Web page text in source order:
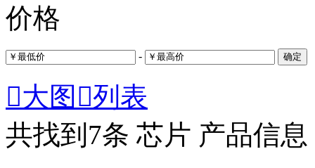
价格
- 确定
大图 列表
共找到 7条 芯片 产品信息